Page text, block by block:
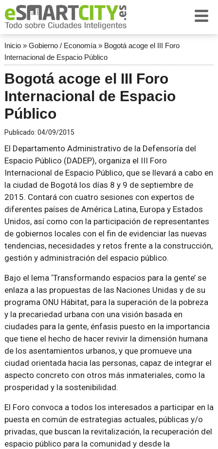
Inicio» Gobierno / Economía» Bogotá acoge el III Foro
Internacional de Espacio Público
Bogotá acoge el III Foro
Internacional de Espacio
Público
Publicado: 04/09/2015
El Departamento Administrativo de la Defensoría del
Espacio Público (DADEP), organiza el III Foro
Internacional de Espacio Público, que se llevará a cabo en
la ciudad de Bogotá los días 8 y 9 de septiembre de
2015. Contará con cuatro sesiones con expertos de
diferentes países de América Latina, Europa y Estados
Unidos, así como con la participación de representantes
de gobiernos locales con el fin de evidenciar las nuevas
tendencias, necesidades y retos frente a la construcción,
gestión y administración del espacio público.
Bajo el lema ‘Transformando espacios para la gente’ se
enlaza a las propuestas de las Naciones Unidas y de su
programa ONU Hábitat, para la superación de la pobreza
y la precariedad urbana con una visión basada en
ciudades para la gente, énfasis puesto en la importancia
que tiene el hecho de hacer revivir la dimensión humana
de los asentamientos urbanos, y que promueve una
ciudad orientada hacia las personas, capaz de integrar el
aspecto concreto con otros más inmateriales, como la
prosperidad y la sostenibilidad.
El Foro convoca a todos los interesados a participar en la
puesta en común de estrategias actuales, públicas y/o
privadas, que buscan la revitalización, la recuperación del
espacio público para la comunidad y desde la